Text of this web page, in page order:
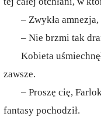
– Zwykła
– Nie brzmi tak
Kobieta
zawsze.
– Proszę cię,
fantasy pochodził.